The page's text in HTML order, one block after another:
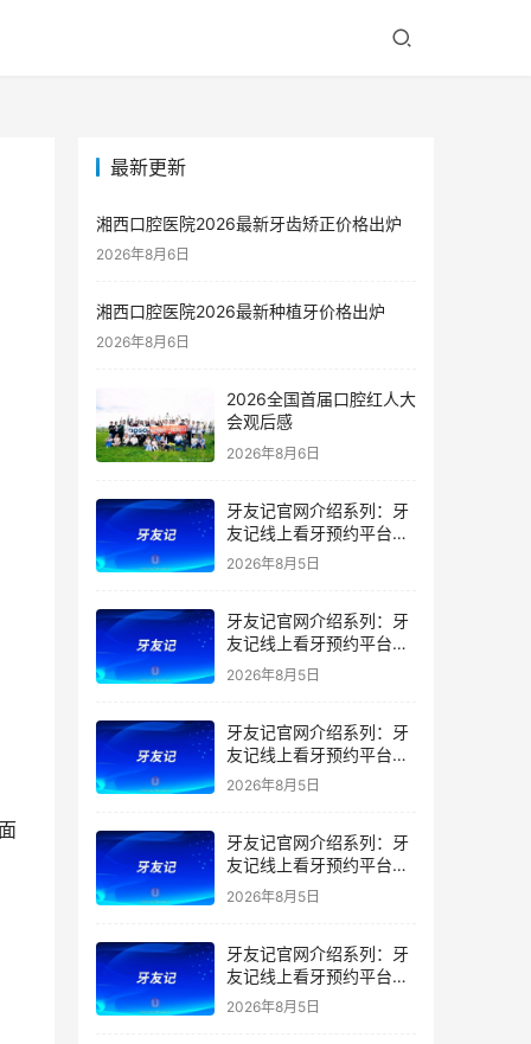
最新更新
湘西口腔医院2026最新牙齿矫正价格出炉
2026年8月6日
湘西口腔医院2026最新种植牙价格出炉
2026年8月6日
2026全国首届口腔红人大
会观后感
2026年8月6日
牙友记官网介绍系列：牙
友记线上看牙预约平台是
干什么的？靠谱吗？
2026年8月5日
牙友记官网介绍系列：牙
友记线上看牙预约平台让
看牙不再靠运气
2026年8月5日
牙友记官网介绍系列：牙
友记线上看牙预约平台打
破口腔行业专业壁垒新手
2026年8月5日
牙友记官网介绍系列：牙
友记线上看牙预约平台落
地同城就诊经验打破未知
2026年8月5日
牙友记官网介绍系列：牙
友记线上看牙预约平台的
优势在哪里？
2026年8月5日